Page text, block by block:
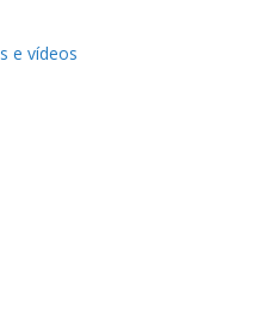
e vídeos